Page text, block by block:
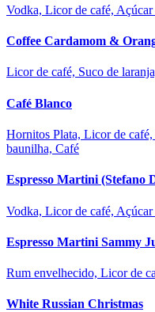
Vodka, Licor de café,
Coffee Cardamom &
Licor de café, Suco de
Café Blanco
Hornitos Plata, Licor de
baunilha, Café
Espresso Martini (Stefano
Vodka, Licor de café,
Espresso Martini Sammy
Rum envelhecido, Licor de
White Russian Christmas